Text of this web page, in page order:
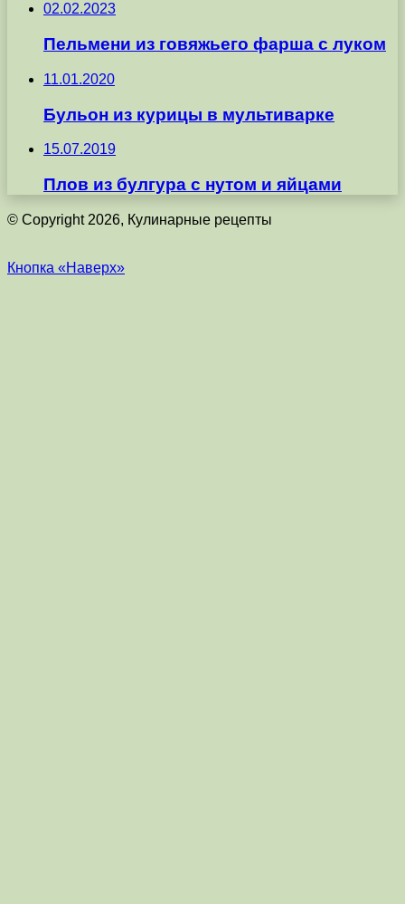
02.02.2023
Пельмени из говяжьего фарша с луком
11.01.2020
Бульон из курицы в мультиварке
15.07.2019
Плов из булгура с нутом и яйцами
© Copyright 2026, Кулинарные рецепты
Кнопка «Наверх»